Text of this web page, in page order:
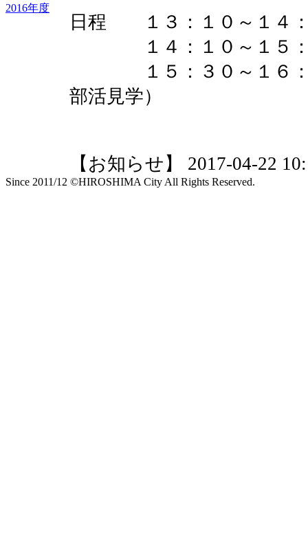
2016年度
日程 １３：１０～１４
１４：１０～１５：
１５：３０～１６：
部活見学）
【お知らせ】 2017-04-22
Since 2011/12 ©HIROSHIMA City All Rights Reserved.